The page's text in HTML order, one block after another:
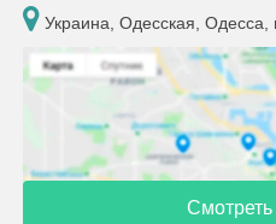
Украина, Одесская,
Смотреть